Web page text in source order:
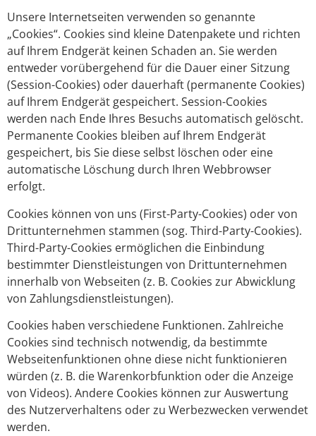
Unsere Internetseiten verwenden so genannte
„Cookies“. Cookies sind kleine Datenpakete und richten
auf Ihrem Endgerät keinen Schaden an. Sie werden
entweder vorübergehend für die Dauer einer Sitzung
(Session-Cookies) oder dauerhaft (permanente Cookies)
auf Ihrem Endgerät gespeichert. Session-Cookies
werden nach Ende Ihres Besuchs automatisch gelöscht.
Permanente Cookies bleiben auf Ihrem Endgerät
gespeichert, bis Sie diese selbst löschen oder eine
automatische Löschung durch Ihren Webbrowser
erfolgt.
Cookies können von uns (First-Party-Cookies) oder von
Drittunternehmen stammen (sog. Third-Party-Cookies).
Third-Party-Cookies ermöglichen die Einbindung
bestimmter Dienstleistungen von Drittunternehmen
innerhalb von Webseiten (z. B. Cookies zur Abwicklung
von Zahlungsdienstleistungen).
Cookies haben verschiedene Funktionen. Zahlreiche
Cookies sind technisch notwendig, da bestimmte
Webseitenfunktionen ohne diese nicht funktionieren
würden (z. B. die Warenkorbfunktion oder die Anzeige
von Videos). Andere Cookies können zur Auswertung
des Nutzerverhaltens oder zu Werbezwecken verwendet
werden.